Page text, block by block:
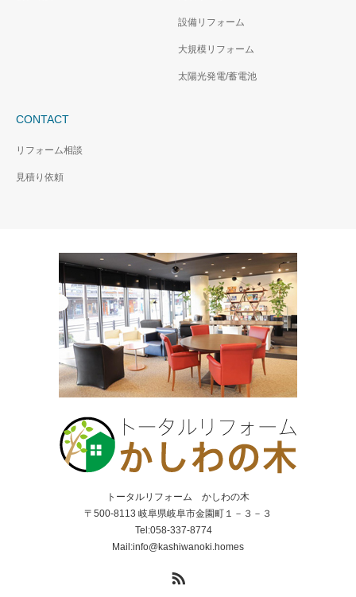
グレードシリコン塗料
設備リフォーム
大規模リフォーム
太陽光発電/蓄電池
CONTACT
リフォーム相談
見積り依頼
トータルリフォーム かしわの木
〒500-8113 岐阜県岐阜市金園町１－３－３
Tel:058-337-8774
Mail:info@kashiwanoki.homes